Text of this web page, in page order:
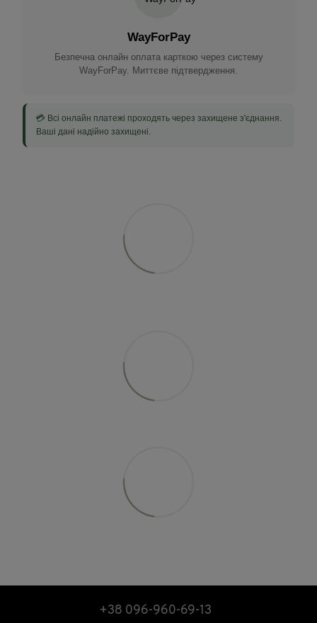
WayForPay
Безпечна онлайн оплата карткою через систему
WayForPay. Миттєве підтвердження.
💳 Всі онлайн платежі проходять через захищене з'єднання.
Ваші дані надійно захищені.
+38 096-960-69-13